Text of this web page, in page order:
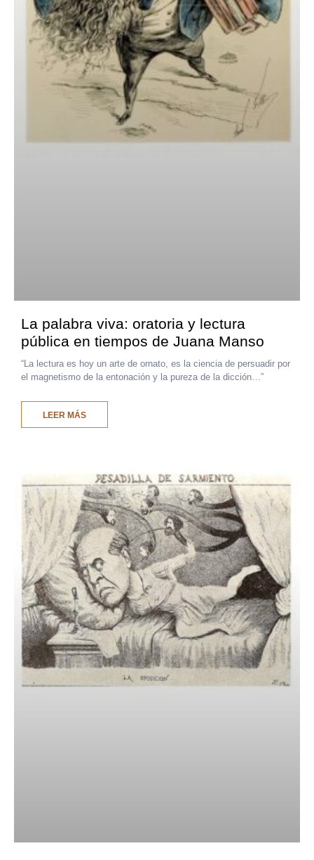
La palabra viva: oratoria y lectura
pública en tiempos de Juana Manso
“La lectura es hoy un arte de ornato, es la ciencia de persuadir por
el magnetismo de la entonación y la pureza de la dicción…”
LEER MÁS